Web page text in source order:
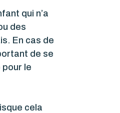
qui n’a
des
En cas de
de se
le
cela